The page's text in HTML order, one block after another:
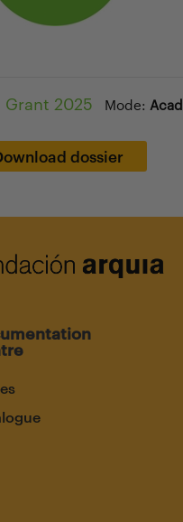
Grant 2025 Mode:
dossier